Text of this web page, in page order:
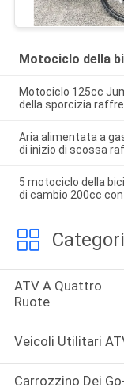
Motociclo della
Motociclo 125cc
della sporcizia
Aria alimentata a
di inizio di scossa
5 motociclo della
di cambio 200cc
ATV A Quattro
Ruote
Veicoli Utilitari
Carrozzino Dei